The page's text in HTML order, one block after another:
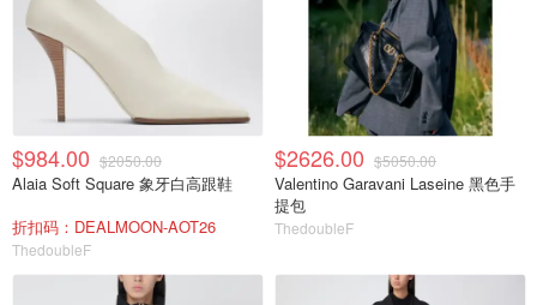
$984.00 $2050.00
Alaia Soft Square 象牙白高跟鞋
折扣码：DEALMOON-AOT26
ThedoubleF
$2626.00 $5050.00
Valentino Garavani Laseine 黑色手
提包
ThedoubleF